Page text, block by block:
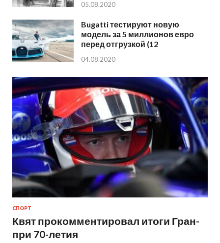
05.08.2020
Bugatti тестируют новую
модель за 5 миллионов евро
перед отгрузкой (12
04.08.2020
СПОРТ
Квят прокомментировал итоги Гран-
при 70-летия